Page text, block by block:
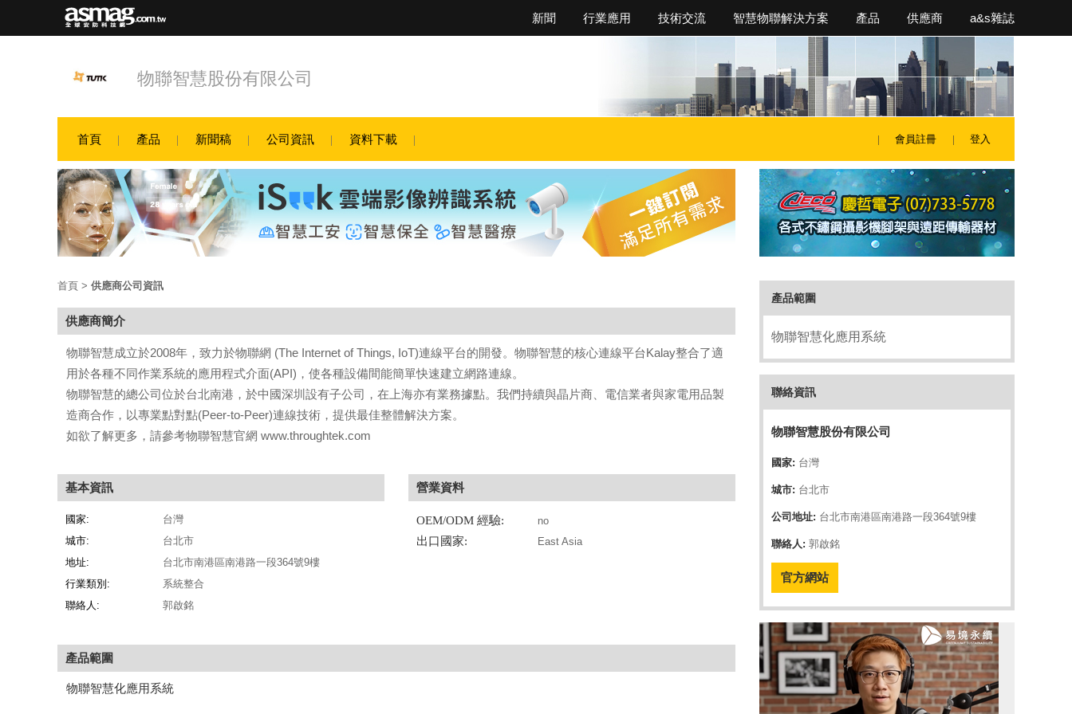
新聞 行業應用 技術交流 智慧物聯解決方案 產品 供應商 a&s雜誌
物聯智慧股份有限公司
首頁 產品 新聞稿 公司資訊 資料下載 會員註冊 登入
產品範圍
物聯智慧化應用系統
聯絡資訊
物聯智慧股份有限公司
國家: 台灣
城市: 台北市
公司地址: 台北市南港區南港路一段364號9樓
聯絡人: 郭啟銘
官方網站
首頁 > 供應商公司資訊
供應商簡介
物聯智慧成立於2008年，致力於物聯網 (The Internet of Things, IoT)連線平台的開發。物聯智慧的核心連線平台Kalay整合了適
用於各種不同作業系統的應用程式介面(API)，使各種設備間能簡單快速建立網路連線。
物聯智慧的總公司位於台北南港，於中國深圳設有子公司，在上海亦有業務據點。我們持續與晶片商、電信業者與家電用品製
造商合作，以專業點對點(Peer-to-Peer)連線技術，提供最佳整體解決方案。
如欲了解更多，請參考物聯智慧官網 www.throughtek.com
基本資訊
國家:
台灣
城市:
台北市
地址:
台北市南港區南港路一段364號9樓
行業類別:
系統整合
聯絡人:
郭啟銘
營業資料
OEM/ODM 經驗: no
出口國家: East Asia
產品範圍
物聯智慧化應用系統